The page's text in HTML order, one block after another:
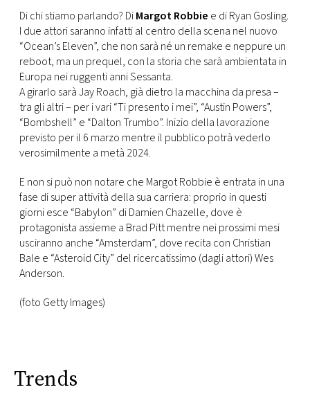
Di chi stiamo parlando? DiMargot Robbie e di Ryan Gosling.
I due attori saranno infatti al centro della scena nel nuovo
“Ocean’s Eleven”, che non sarà né un remake e neppure un
reboot, ma un prequel, con la storia che sarà ambientata in
Europa nei ruggenti anni Sessanta.
A girarlo sarà Jay Roach, già dietro la macchina da presa –
tra gli altri – per i vari “Ti presento i mei”, “Austin Powers”,
“Bombshell” e “Dalton Trumbo”. Inizio della lavorazione
previsto per il 6 marzo mentre il pubblico potrà vederlo
verosimilmente a metà 2024.
E non si può non notare che Margot Robbie è entrata in una
fase di super attività della sua carriera: proprio in questi
giorni esce “Babylon” di Damien Chazelle, dove è
protagonista assieme a Brad Pitt mentre nei prossimi mesi
usciranno anche “Amsterdam”, dove recita con Christian
Bale e “Asteroid City” del ricercatissimo (dagli attori) Wes
Anderson.
(foto Getty Images)
Trends